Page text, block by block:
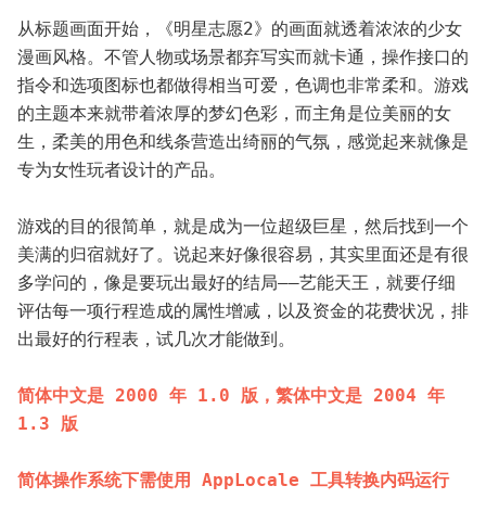
从标题画面开始，《明星志愿2》的画面就透着浓浓的少女
漫画风格。不管人物或场景都弃写实而就卡通，操作接口的
指令和选项图标也都做得相当可爱，色调也非常柔和。游戏
的主题本来就带着浓厚的梦幻色彩，而主角是位美丽的女
生，柔美的用色和线条营造出绮丽的气氛，感觉起来就像是
专为女性玩者设计的产品。
游戏的目的很简单，就是成为一位超级巨星，然后找到一个
美满的归宿就好了。说起来好像很容易，其实里面还是有很
多学问的，像是要玩出最好的结局——艺能天王，就要仔细
评估每一项行程造成的属性增减，以及资金的花费状况，排
出最好的行程表，试几次才能做到。
简体中文是 2000 年 1.0 版，繁体中文是 2004 年
1.3 版
简体操作系统下需使用 AppLocale 工具转换内码运行